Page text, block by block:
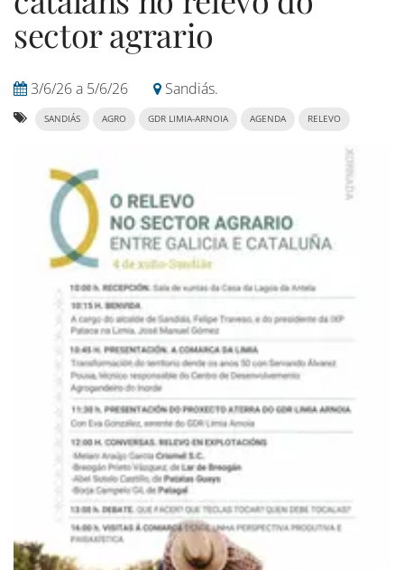
sector agrario
3/6/26a 5/6/26 Sandiás.
SANDIÁS AGRO GDR LIMIA-ARNOIA AGENDA RELEVO